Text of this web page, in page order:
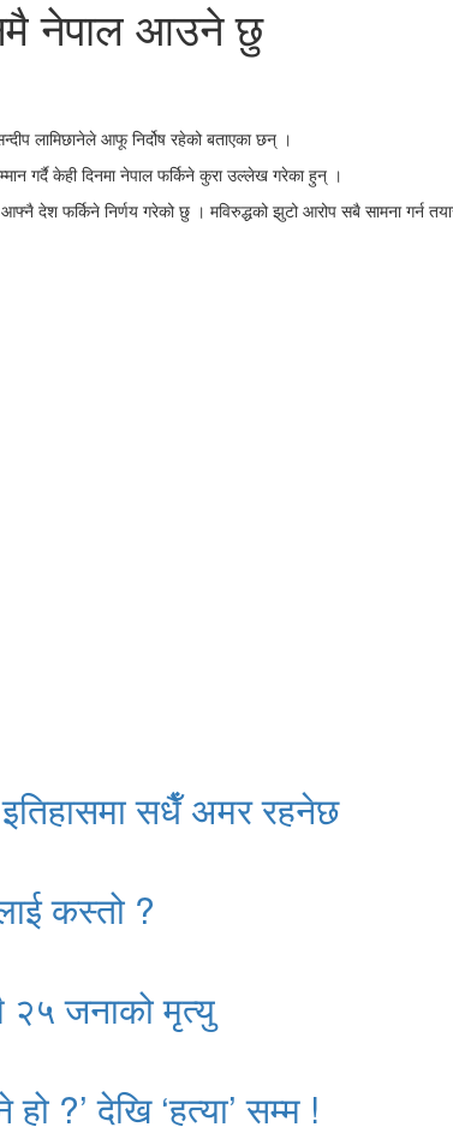
नेपाल आउने छु
लामिछानेले आफू निर्दोष रहेको बताएका छन् ।
गर्दै केही दिनमा नेपाल फर्किने कुरा उल्लेख गरेका हुन् ।
देश फर्किने निर्णय गरेको छु । मविरुद्धको झुटो आरोप सबै सामना गर्न
इतिहासमा सधैँ अमर रहनेछ
कस्तो ?
२५ जनाको मृत्यु
?’ देखि ‘हत्या’ सम्म !